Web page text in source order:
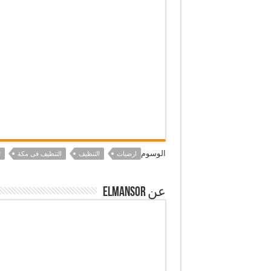
الوسوم ارضيات التنظيف التنظيف فى مكة
عن elmansor